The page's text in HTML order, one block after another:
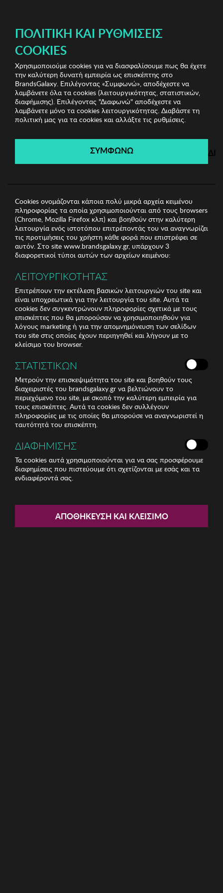
Home Accessories Είδη σπιτιού
Διακοσμητικό Zsa
Zsa Zsu
Home Accessories
Λήγει σε: 00ημέρες | 00ώρες 00λεπτά 00δευτ.
Διακοσμητικό Zsa Zsa Zsu
ΠΟΛΙΤΙΚΉ ΚΑΙ ΡΥΘΜΊΣΕΙΣ
COOKIES
Χρησιμοποιούμε cookies για να διασφαλίσουμε πως θα έχετε
την καλύτερη δυνατή εμπειρία ως επισκέπτης στο
BrandsGalaxy. Επιλέγοντας «Συμφωνώ», αποδέχεστε να
λαμβάνετε όλα τα cookies (λειτουργικότητας, στατιστικών,
διαφήμισης). Επιλέγοντας "Διαφωνώ" αποδέχεστε να
λαμβάνετε μόνο τα cookies λειτουργικότητας. Διαβάστε τη
πολιτική μας για τα cookies και αλλάξτε τις ρυθμίσεις.
ΣΥΜΦΩΝΩ
Cookies ονομάζονται κάποια πολύ μικρά αρχεία κειμένου
πληροφορίας τα οποία χρησιμοποιούνται από τους browsers
(Chrome, Mozilla Firefox κλπ) και βοηθούν στην καλύτερη
λειτουργία ενός ιστοτόπου επιτρέποντάς του να αναγνωρίζει
τις προτιμήσεις του χρήστη κάθε φορά που επιστρέφει σε
αυτόν. Στο site www.brandsgalaxy.gr, υπάρχουν 3
διαφορετικοί τύποι αυτών των αρχείων κειμένου:
ΛΕΙΤΟΥΡΓΙΚΟΤΗΤΑΣ
Επιτρέπουν την εκτέλεση βασικών λειτουργιών του site και
είναι υποχρεωτικά για την λειτουργία του site. Αυτά τα
cookies δεν συγκεντρώνουν πληροφορίες σχετικά με τους
επισκέπτες που θα μπορούσαν να χρησιμοποιηθούν για
λόγους marketing ή για την απομνημόνευση των σελίδων
του site στις οποίες έχουν περιηγηθεί και λήγουν με το
κλείσιμο του browser.
ΣΤΑΤΙΣΤΙΚΩΝ
Μετρούν την επισκεψιμότητα του site και βοηθούν τους
διαχειριστές του brandsgalaxy.gr να βελτιώνουν το
περιεχόμενο του site, με σκοπό την καλύτερη εμπειρία για
τους επισκέπτες. Αυτά τα cookies δεν συλλέγουν
πληροφορίες με τις οποίες θα μπορούσε να αναγνωριστεί η
ταυτότητά του επισκέπτη.
ΔΙΑΦΗΜΙΣΗΣ
Τα cookies αυτά χρησιμοποιούνται για να σας προσφέρουμε
διαφημίσεις που πιστεύουμε ότι σχετίζονται με εσάς και τα
ενδιαφέροντά σας.
ΑΠΟΘΉΚΕΥΣΗ ΚΑΙ ΚΛΕΊΣΙΜΟ